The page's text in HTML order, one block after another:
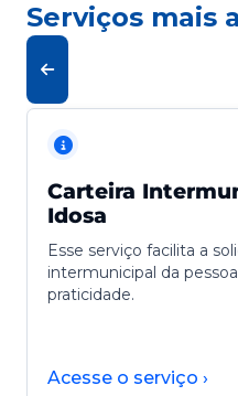
Serviços mais
Carteira
Idosa
Esse serviço facilita a
intermunicipal da
praticidade.
Acesse o serviço ›